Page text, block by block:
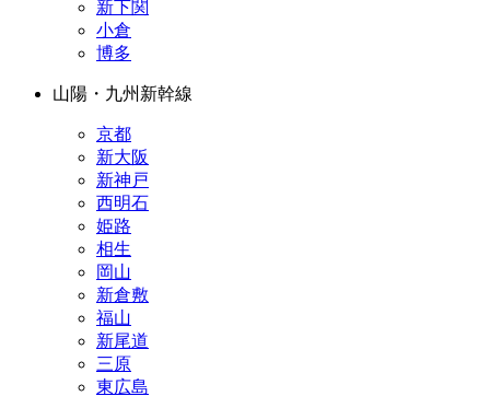
新下関
小倉
博多
山陽・九州新幹線
京都
新大阪
新神戸
西明石
姫路
相生
岡山
新倉敷
福山
新尾道
三原
東広島